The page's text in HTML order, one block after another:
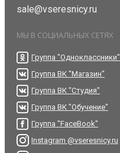
sale@vseresnicy.ru
МЫ В СОЦИАЛЬНЫХ СЕТЯХ
Группа "Одноклассники"
Группа ВК "Магазин"
Группа ВК "Студия"
Группа ВК "Обучение"
Группа "FaceBook"
Instagram @vseresnicy.ru